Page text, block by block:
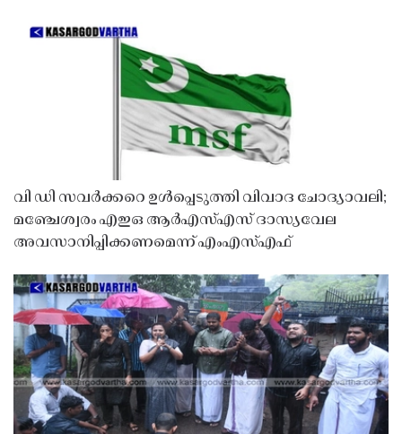
വി ഡി സവർക്കറെ ഉൾപ്പെടുത്തി വിവാദ ചോദ്യാവലി;
മഞ്ചേശ്വരം എഇഒ ആർഎസ്എസ് ദാസ്യവേല
അവസാനിപ്പിക്കണമെന്ന് എംഎസ്എഫ്